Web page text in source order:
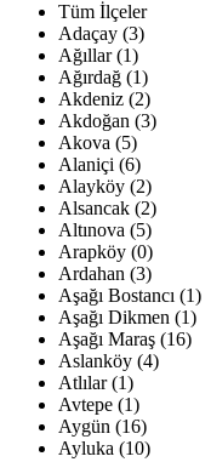
Tüm İlçeler
Adaçay (3)
Ağıllar (1)
Ağırdağ (1)
Akdeniz (2)
Akdoğan (3)
Akova (5)
Alaniçi (6)
Alayköy (2)
Alsancak (2)
Altınova (5)
Arapköy (0)
Ardahan (3)
Aşağı Bostancı (1)
Aşağı Dikmen (1)
Aşağı Maraş (16)
Aslanköy (4)
Atlılar (1)
Avtepe (1)
Aygün (16)
Ayluka (10)